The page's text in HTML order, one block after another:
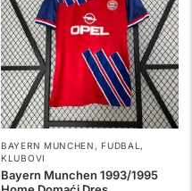
BAYERN MUNCHEN ,FUDBAL ,
KLUBOVI
Bayern Munchen 1993/1995